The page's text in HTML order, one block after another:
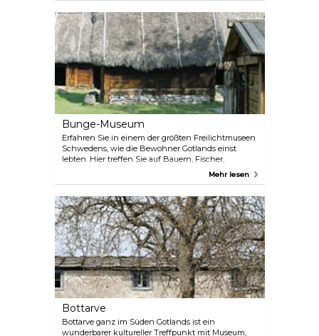
Ökologisches Restaurant und Café. Der
Museumsshop ist ganzjährig geöffnet. Nehmen Sie
sich ein Stück Gotland mit nach Hause!
Bunge-Museum
Erfahren Sie in einem der größten Freilichtmuseen
Schwedens, wie die Bewohner Gotlands einst
lebten. Hier treffen Sie auf Bauern, Fischer,
Kleinpächter, Steinmetze, Handwerker, Lehrer und
Jahre. Im Spielhaus gibt es Spielzeug und
Spielsachen aus vergangenen Zeiten. Hier können
sowohl Erwachsene als auch Kinder auf Stelzen
laufen, Blockhaus-Puzzle legen und Baumstämme
werfen. Weitere Informationen sowie die
Veranstaltungsdaten von Märkten, Turnieren und
anderen Events finden Sie unter:
Mehr lesen
Bottarve
Bottarve ganz im Süden Gotlands ist ein
wunderbarer kultureller Treffpunkt mit Museum,